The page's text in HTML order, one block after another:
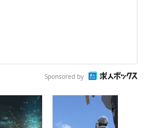
Sponsored by